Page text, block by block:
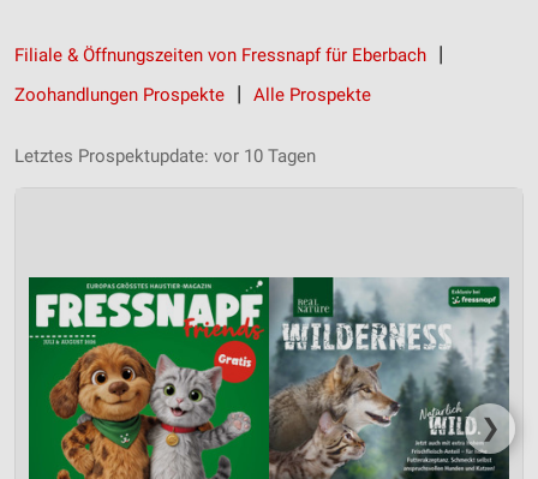
Filiale & Öffnungszeiten von Fressnapf für Eberbach
Zoohandlungen Prospekte
Alle Prospekte
Letztes Prospektupdate: vor 10 Tagen
❯